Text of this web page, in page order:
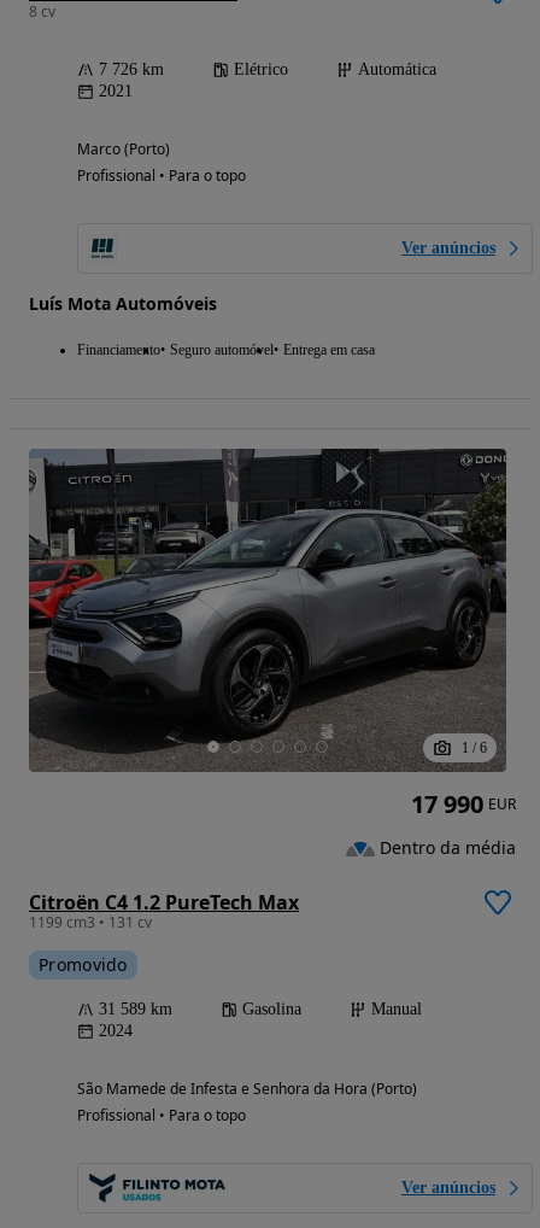
8 cv
7 726 km Elétrico
Automática
2021
Marco (Porto)
Profissional • Para o topo
Ver anúncios
Luís Mota Automóveis
Financiamento Seguro automóvel Entrega em casa
1 / 6
Citroën C4 1.2 PureTech Max
1199 cm3 • 131 cv
Promovido
31 589 km Gasolina
Manual
2024
São Mamede de Infesta e Senhora da Hora (Porto)
Profissional • Para o topo
Ver anúncios
17 990 EUR
Dentro da média